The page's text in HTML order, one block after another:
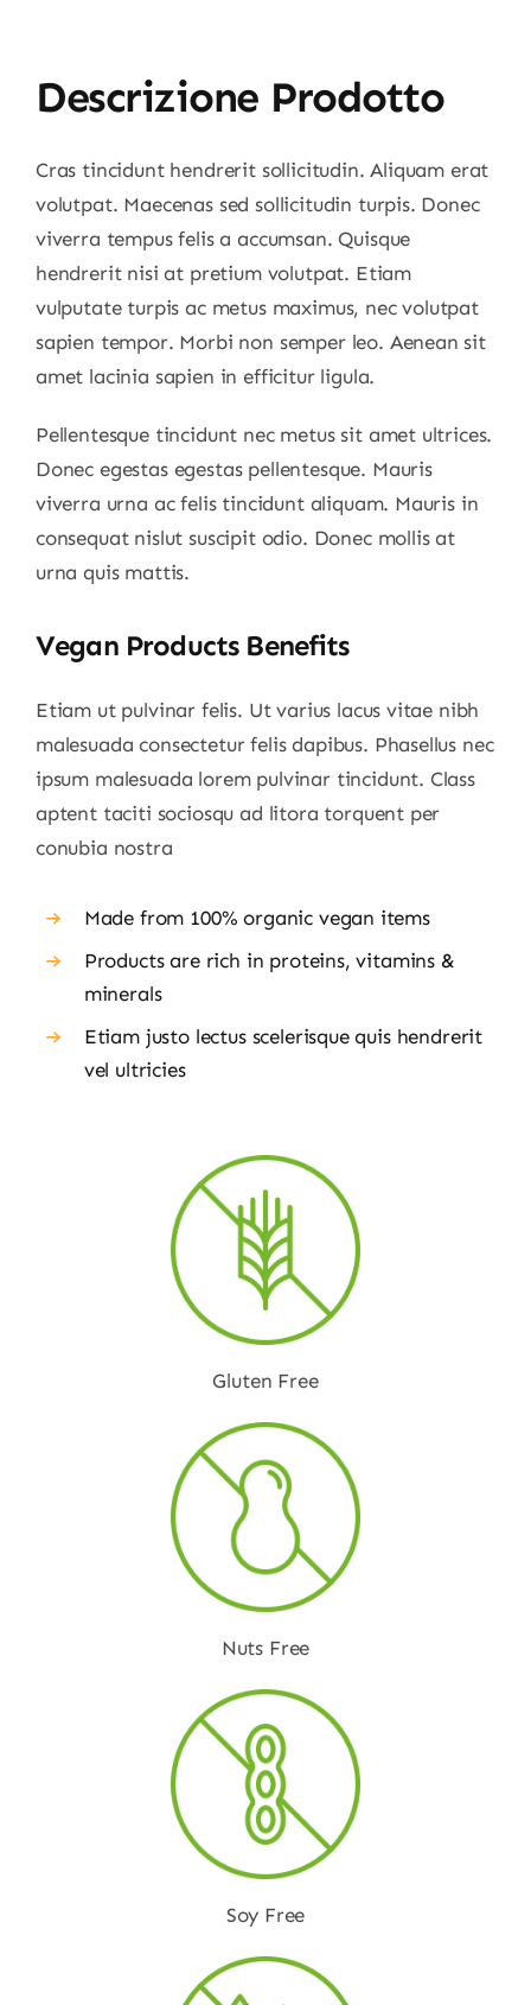
Descrizione Prodotto
Cras tincidunt hendrerit sollicitudin. Aliquam erat
volutpat. Maecenas sed sollicitudin turpis. Donec
viverra tempus felis a accumsan. Quisque
hendrerit nisi at pretium volutpat. Etiam
vulputate turpis ac metus maximus, nec volutpat
sapien tempor. Morbi non semper leo. Aenean sit
amet lacinia sapien in efficitur ligula.
Pellentesque tincidunt nec metus sit amet ultrices.
Donec egestas egestas pellentesque. Mauris
viverra urna ac felis tincidunt aliquam. Mauris in
consequat nislut suscipit odio. Donec mollis at
urna quis mattis.
Vegan Products Benefits
Etiam ut pulvinar felis. Ut varius lacus vitae nibh
malesuada consectetur felis dapibus. Phasellus nec
ipsum malesuada lorem pulvinar tincidunt. Class
aptent taciti sociosqu ad litora torquent per
conubia nostra
Made from 100% organic vegan items
Products are rich in proteins, vitamins &
minerals
Etiam justo lectus scelerisque quis hendrerit
vel ultricies
Gluten Free
Nuts Free
Soy Free